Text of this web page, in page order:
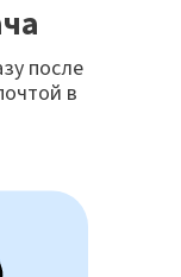
после
в